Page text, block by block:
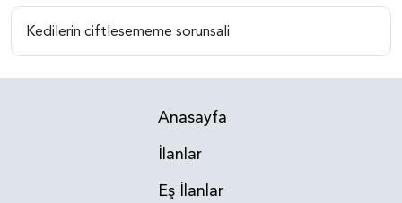
Kedilerin ciftlesememe sorunsali
Anasayfa
İlanlar
Eş İlanlar